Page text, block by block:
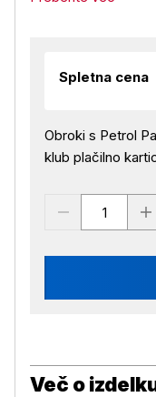
Spletna cena
Obroki s Petrol
klub plačilno
Več o